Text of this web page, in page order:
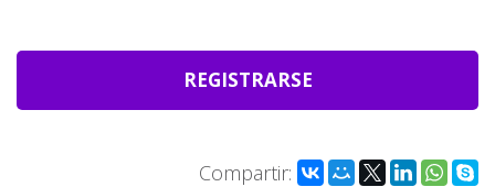
REGISTRARSE
Compartir: